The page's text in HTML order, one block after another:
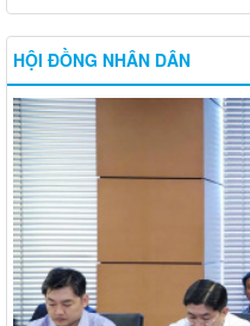
HỘI ĐỒNG NHÂN DÂN